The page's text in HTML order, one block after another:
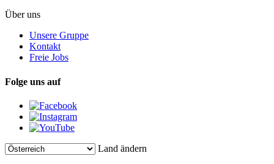
Über uns
Unsere Gruppe
Kontakt
Freie Jobs
Folge uns auf
Land ändern